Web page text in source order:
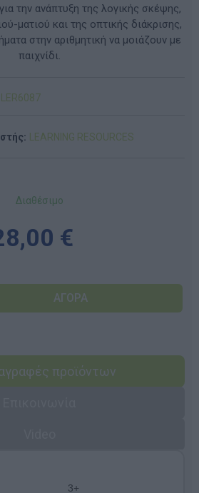
την ανάπτυξη της λογικής σκέψης,
ματιού και της οπτικής διάκρισης,
στην αριθμητική να μοιάζουν με
παιχνίδι.
LER6087
LEARNING RESOURCES
Διαθέσιμο
€
προϊόντων
3+